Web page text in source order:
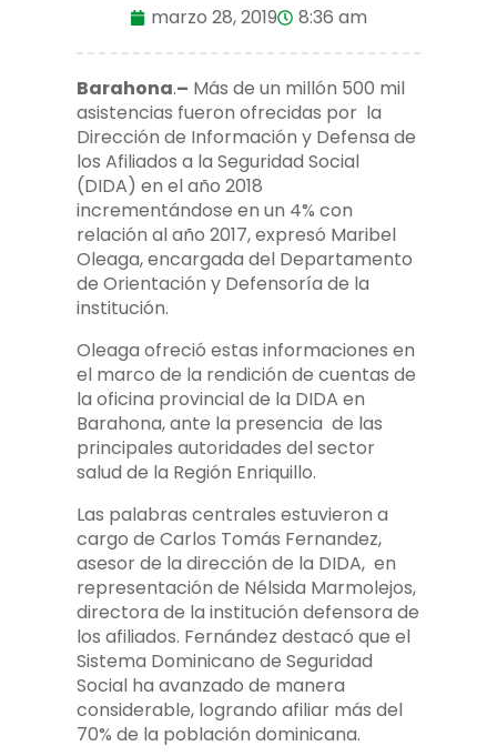
marzo 28, 2019 8:36 am
Barahona.– Más de un millón 500 mil
asistencias fueron ofrecidas por la
Dirección de Información y Defensa de
los Afiliados a la Seguridad Social
(DIDA) en el año 2018
incrementándose en un 4% con
relación al año 2017, expresó Maribel
Oleaga, encargada del Departamento
de Orientación y Defensoría de la
institución.
Oleaga ofreció estas informaciones en
el marco de la rendición de cuentas de
la oficina provincial de la DIDA en
Barahona, ante la presencia de las
principales autoridades del sector
salud de la Región Enriquillo.
Las palabras centrales estuvieron a
cargo de Carlos Tomás Fernandez,
asesor de la dirección de la DIDA, en
representación de Nélsida Marmolejos,
directora de la institución defensora de
los afiliados. Fernández destacó que el
Sistema Dominicano de Seguridad
Social ha avanzado de manera
considerable, logrando afiliar más del
70% de la población dominicana.